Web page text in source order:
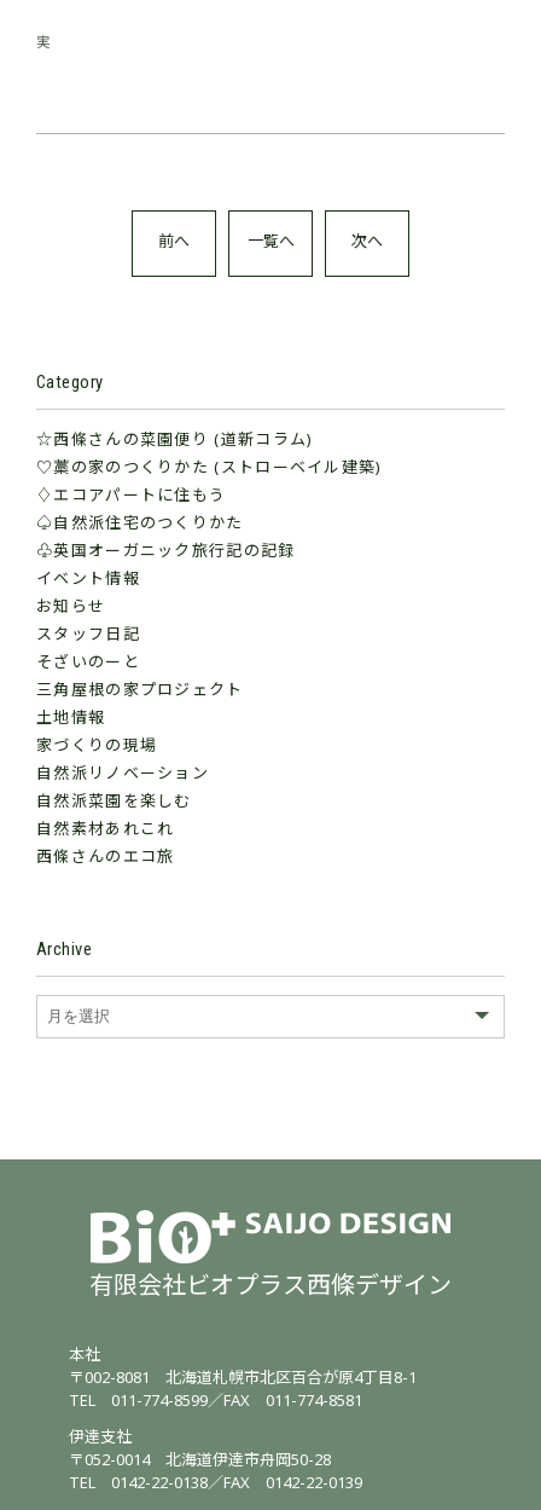
実
前へ 一覧へ 次へ
Category
☆西條さんの菜園便り (道新コラム)
♡藁の家のつくりかた (ストローベイル建築)
♢エコアパートに住もう
♤自然派住宅のつくりかた
♧英国オーガニック旅行記の記録
イベント情報
お知らせ
スタッフ日記
そざいのーと
三角屋根の家プロジェクト
土地情報
家づくりの現場
自然派リノベーション
自然派菜園を楽しむ
自然素材あれこれ
西條さんのエコ旅
Archive
有限会社ビオプラス西條デザイン
本社
〒002-8081北海道札幌市北区百合が原4丁目8-1
TEL011-774-8599／FAX 011-774-8581
伊達支社
〒052-0014北海道伊達市舟岡50-28
TEL0142-22-0138／FAX 0142-22-0139